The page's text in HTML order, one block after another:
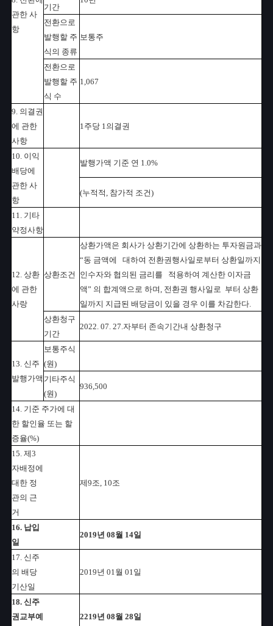
관한 사
항
기간
전환으로
발행할 주
식의 종류
보통주
전환으로
발행할 주
식 수
1,067
9. 의결권
에 관한
사항
1주당 1의결권
10. 이익
배당에
관한 사
항
발행가액 기준 연 1.0%
(누적적, 참가적 조건)
11. 기타
약정사항
12. 상환
에 관한
사랑
상환조건
상환가액은 회사가 상환기간에 상환하는 투자원금과
“동 금액에 대하여 전환권행사일로부터 상환일까지
인수자와 협의된 금리를 적용하여 계산한 이자금
액” 의 합계액으로 하며, 전환권 행사일로 부터 상환
일까지 지급된 배당금이 있을 경우 이를 차감한다.
상환청구
기간
2022. 07. 27.자부터 존속기간내 상환청구
13. 신주
발행가액
보통주식
(원)
기타주식
(원)
936,500
14. 기준 주가에 대
한 할인율 또는 할
증율(%)
15. 제3
자배정에
대한 정
관의 근
거
제9조, 10조
16. 납입
일
2019년 08월 14일
17. 신주
의 배당
기산일
2019년 01월 01일
18. 신주
권교부예
2219년 08월 28일